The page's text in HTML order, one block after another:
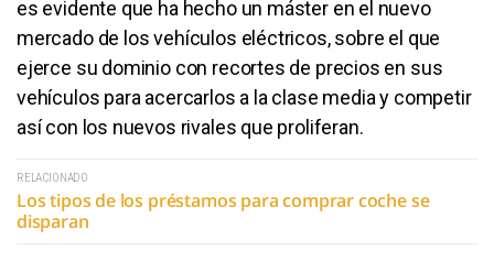
es evidente que ha hecho un máster en el nuevo
mercado de los vehículos eléctricos, sobre el que
ejerce su dominio con recortes de precios en sus
vehículos para acercarlos a la clase media y competir
así con los nuevos rivales que proliferan.
RELACIONADO
Los tipos de los préstamos para comprar coche se
disparan